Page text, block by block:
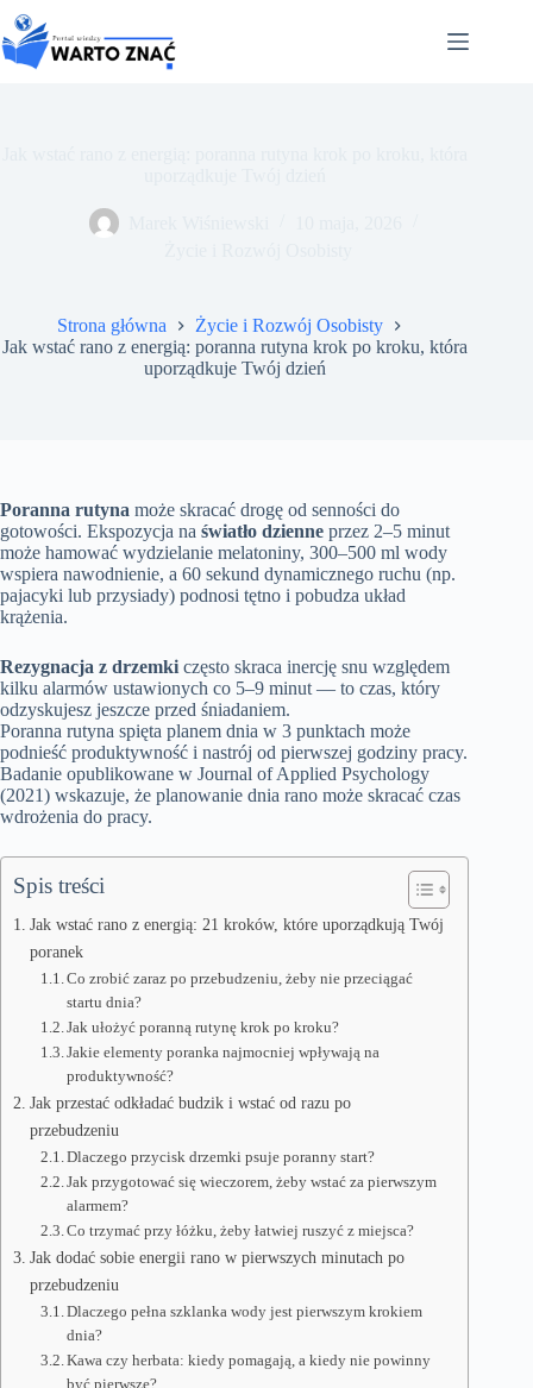
do
treści
Strona główna
Życie i Rozwój Osobisty
Jak wstać rano z energią: poranna rutyna krok po kroku, która
uporządkuje Twój dzień
Poranna rutyna może skracać drogę od senności do
gotowości. Ekspozycja na światło dzienne przez 2–5 minut
może hamować wydzielanie melatoniny, 300–500 ml wody
wspiera nawodnienie, a 60 sekund dynamicznego ruchu (np.
pajacyki lub przysiady) podnosi tętno i pobudza układ
krążenia.
Rezygnacja z drzemki często skraca inercję snu względem
kilku alarmów ustawionych co 5–9 minut — to czas, który
odzyskujesz jeszcze przed śniadaniem.
Poranna rutyna spięta planem dnia w 3 punktach może
podnieść produktywność i nastrój od pierwszej godziny pracy.
Badanie opublikowane w Journal of Applied Psychology
(2021) wskazuje, że planowanie dnia rano może skracać czas
wdrożenia do pracy.
Spis treści
Jak wstać rano z energią: 21 kroków, które uporządkują Twój
poranek
Co zrobić zaraz po przebudzeniu, żeby nie przeciągać
startu dnia?
Jak ułożyć poranną rutynę krok po kroku?
Jakie elementy poranka najmocniej wpływają na
produktywność?
Jak przestać odkładać budzik i wstać od razu po
przebudzeniu
Dlaczego przycisk drzemki psuje poranny start?
Jak przygotować się wieczorem, żeby wstać za pierwszym
alarmem?
Co trzymać przy łóżku, żeby łatwiej ruszyć z miejsca?
Jak dodać sobie energii rano w pierwszych minutach po
przebudzeniu
Dlaczego pełna szklanka wody jest pierwszym krokiem
dnia?
Kawa czy herbata: kiedy pomagają, a kiedy nie powinny
być pierwsze?